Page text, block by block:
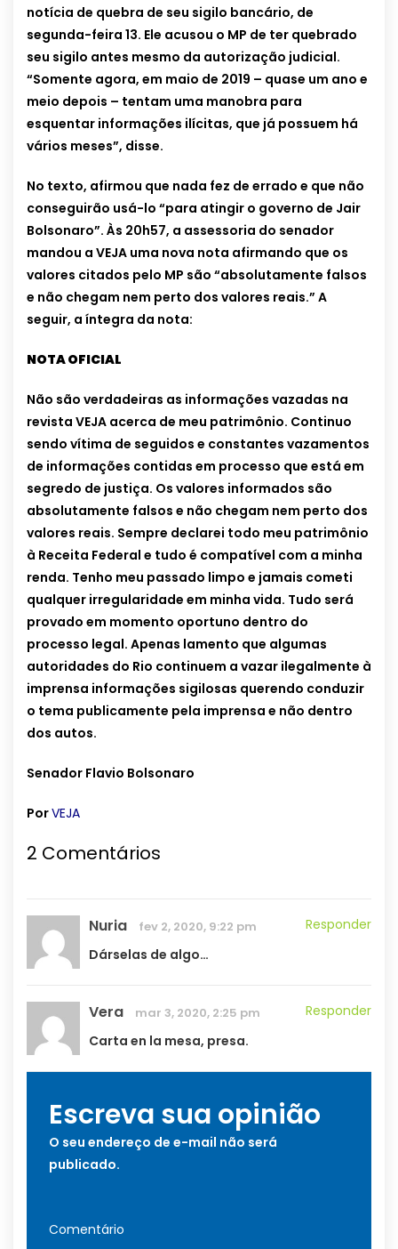
notícia de quebra de seu sigilo bancário, de
segunda-feira 13. Ele acusou o MP de ter quebrado
seu sigilo antes mesmo da autorização judicial.
“Somente agora, em maio de 2019 – quase um ano e
meio depois – tentam uma manobra para
esquentar informações ilícitas, que já possuem há
vários meses”, disse.
No texto, afirmou que nada fez de errado e que não
conseguirão usá-lo “para atingir o governo de Jair
Bolsonaro”. Às 20h57, a assessoria do senador
mandou a VEJA uma nova nota afirmando que os
valores citados pelo MP são “absolutamente falsos
e não chegam nem perto dos valores reais.” A
seguir, a íntegra da nota:
NOTA OFICIAL
Não são verdadeiras as informações vazadas na
revista VEJA acerca de meu patrimônio. Continuo
sendo vítima de seguidos e constantes vazamentos
de informações contidas em processo que está em
segredo de justiça. Os valores informados são
absolutamente falsos e não chegam nem perto dos
valores reais. Sempre declarei todo meu patrimônio
à Receita Federal e tudo é compatível com a minha
renda. Tenho meu passado limpo e jamais cometi
qualquer irregularidade em minha vida. Tudo será
provado em momento oportuno dentro do
processo legal. Apenas lamento que algumas
autoridades do Rio continuem a vazar ilegalmente à
imprensa informações sigilosas querendo conduzir
o tema publicamente pela imprensa e não dentro
dos autos.
Senador Flavio Bolsonaro
PorVEJA
2 Comentários
Nuria fev 2, 2020, 9:22 pm
Responder
Dárselas de algo…
Vera mar 3, 2020, 2:25 pm
Responder
Carta en la mesa, presa.
Escreva sua opinião
O seu endereço de e-mail não será
publicado.
Comentário